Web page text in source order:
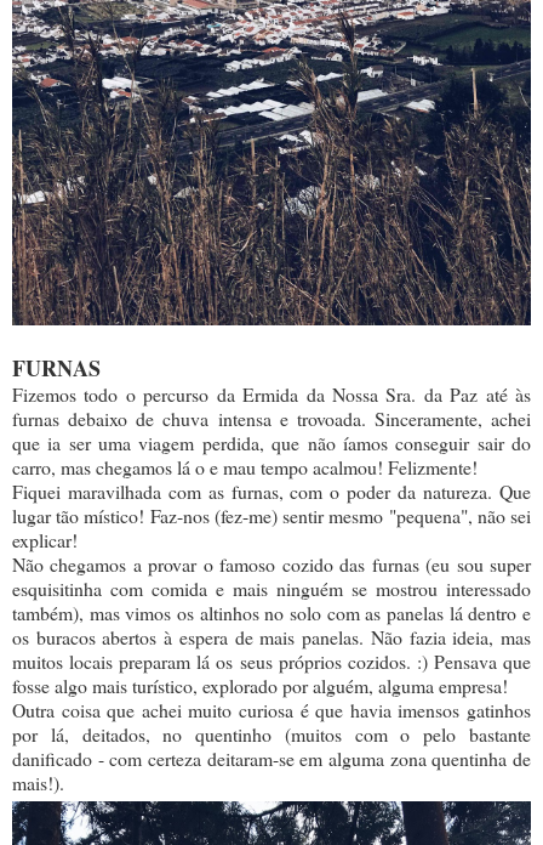
FURNAS
Fizemos todo o percurso da Ermida da Nossa Sra. da Paz até às
furnas debaixo de chuva intensa e trovoada. Sinceramente, achei
que ia ser uma viagem perdida, que não íamos conseguir sair do
carro, mas chegamos lá o e mau tempo acalmou! Felizmente!
Fiquei maravilhada com as furnas, com o poder da natureza. Que
lugar tão místico! Faz-nos (fez-me) sentir mesmo "pequena", não sei
explicar!
Não chegamos a provar o famoso cozido das furnas (eu sou super
esquisitinha com comida e mais ninguém se mostrou interessado
também), mas vimos os altinhos no solo com as panelas lá dentro e
os buracos abertos à espera de mais panelas. Não fazia ideia, mas
muitos locais preparam lá os seus próprios cozidos. :) Pensava que
fosse algo mais turístico, explorado por alguém, alguma empresa!
Outra coisa que achei muito curiosa é que havia imensos gatinhos
por lá, deitados, no quentinho (muitos com o pelo bastante
danificado - com certeza deitaram-se em alguma zona quentinha de
mais!).